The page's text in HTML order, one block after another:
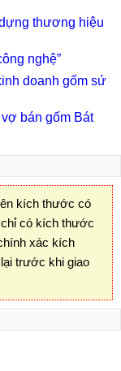
thương hiệu
nghệ”
doanh gốm sứ
bán gốm Bát
kích thước có
chỉ có kích thước
xác kích
trước khi giao